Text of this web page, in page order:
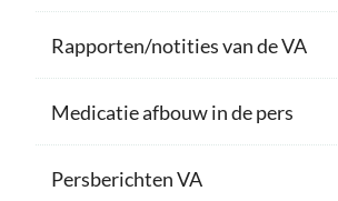
Rapporten/notities van de VA
Medicatie afbouw in de pers
Persberichten VA